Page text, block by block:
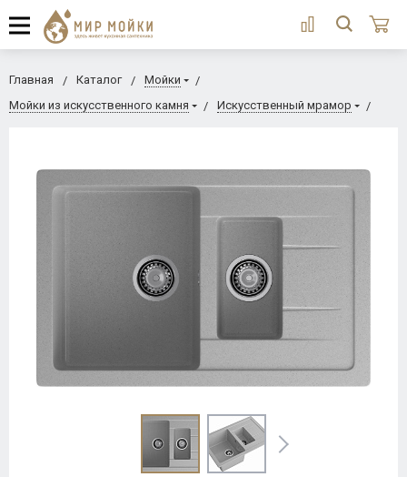
Главная Каталог
Мойки
Мойки из искусственного камня
Искусственный мрамор